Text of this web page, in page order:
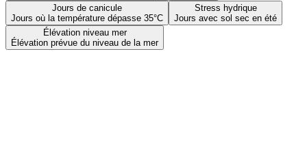
Jours de canicule
Jours où la température dépasse 35°C
Stress hydrique
Jours avec sol sec en été
Élévation niveau mer
Élévation prévue du niveau de la mer